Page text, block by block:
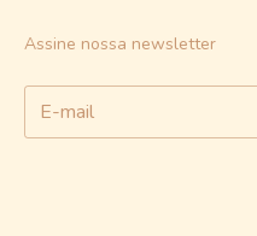
Assine nossa newsletter